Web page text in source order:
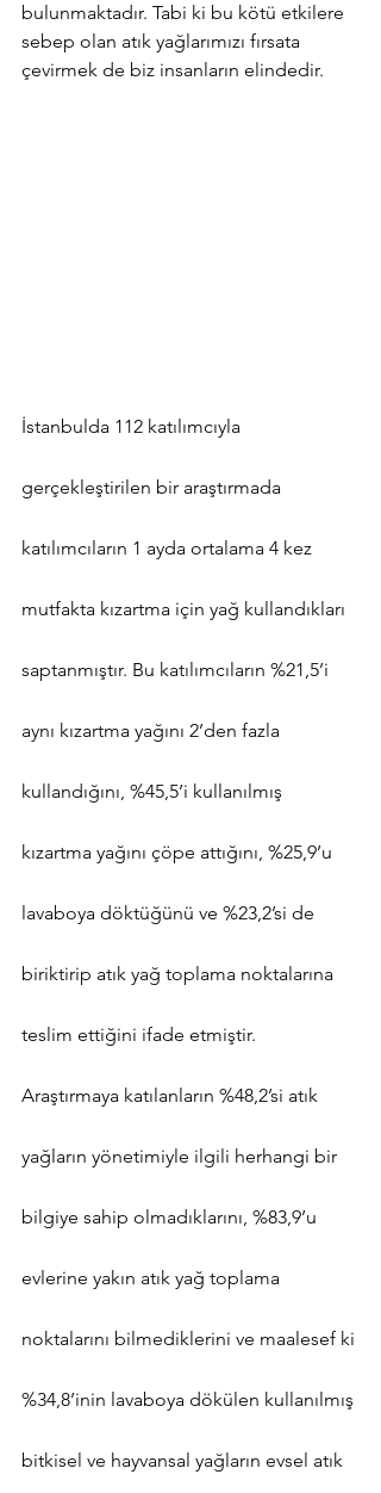
bulunmaktadır. Tabi ki bu kötü etkilere
sebep olan atık yağlarımızı fırsata
çevirmek de biz insanların elindedir.
İstanbulda 112 katılımcıyla
gerçekleştirilen bir araştırmada
katılımcıların 1 ayda ortalama 4 kez
mutfakta kızartma için yağ kullandıkları
saptanmıştır. Bu katılımcıların %21,5’i
aynı kızartma yağını 2’den fazla
kullandığını, %45,5’i kullanılmış
kızartma yağını çöpe attığını, %25,9’u
lavaboya döktüğünü ve %23,2’si de
biriktirip atık yağ toplama noktalarına
teslim ettiğini ifade etmiştir.
Araştırmaya katılanların %48,2’si atık
yağların yönetimiyle ilgili herhangi bir
bilgiye sahip olmadıklarını, %83,9’u
evlerine yakın atık yağ toplama
noktalarını bilmediklerini ve maalesef ki
%34,8’inin lavaboya dökülen kullanılmış
bitkisel ve hayvansal yağların evsel atık